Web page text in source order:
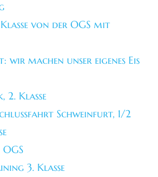
von der OGS mit
wir machen unser eigenes Eis
2. Klasse
Schweinfurt, 1/2
3. Klasse